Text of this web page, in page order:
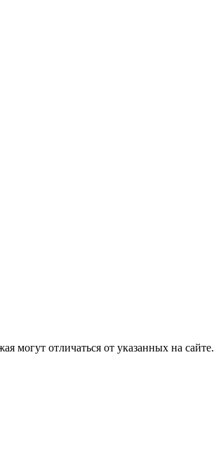
могут отличаться от указанных на сайте.